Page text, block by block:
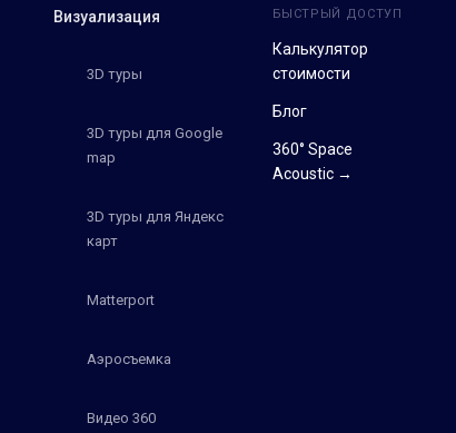
Визуализация
3D туры
3D туры для Google
map
3D туры для Яндекс
карт
Matterport
Аэросъемка
Видео 360
БЫСТРЫЙ ДОСТУП
Калькулятор
стоимости
Блог
360° Space
Acoustic →